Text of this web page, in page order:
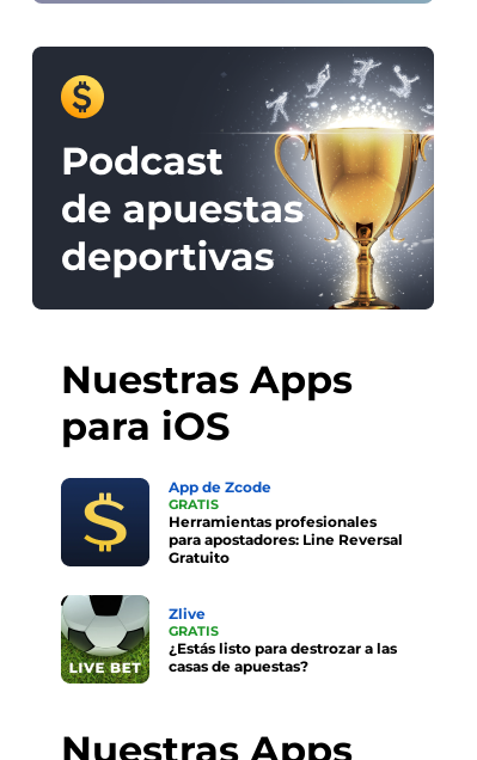
Nuestras Apps
para iOS
App de Zcode
GRATIS
Herramientas profesionales
para apostadores: Line Reversal
Gratuito
Zlive
GRATIS
¿Estás listo para destrozar a las
casas de apuestas?
Nuestras Apps